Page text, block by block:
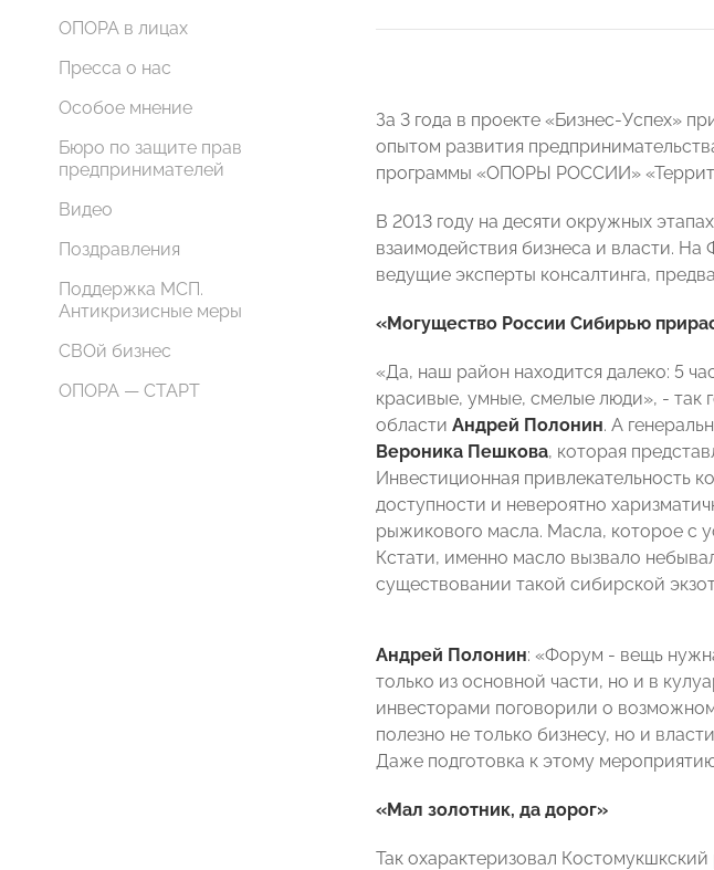
ОПОРА в лицах
Пресса о нас
Особое мнение
Бюро по защите прав
предпринимателей
Видео
Поздравления
Поддержка МСП.
Антикризисные меры
СВОй бизнес
ОПОРА — СТАРТ
За 3 года в проекте «Бизнес-Успех»
опытом развития
программы «ОПОРЫ РОССИИ»
В 2013 году на десяти окружных
взаимодействия бизнеса и власти.
ведущие эксперты консалтинга,
«Могущество России Сибирью
«Да, наш район находится далеко: 5
красивые, умные, смелые люди», - так
области Андрей Полонин. А
Вероника Пешкова, которая
Инвестиционная привлекательность
доступности и невероятно
рыжикового масла. Масла, которое с
Кстати, именно масло вызвало
существовании такой сибирской
Андрей Полонин: «Форум - вещь
только из основной части, но и в
инвесторами поговорили о
полезно не только бизнесу, но и
Даже подготовка к этому
«Мал золотник, да дорог»
Так охарактеризовал